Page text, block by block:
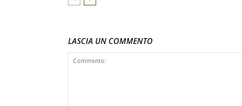
LASCIA UN COMMENTO